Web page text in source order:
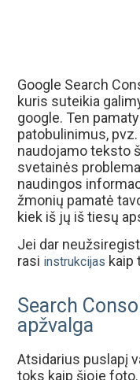
Google Search
kuris suteikia
google. Ten
patobulinimus,
naudojamo teksto
svetainės
naudingos
žmonių pamatė
kiek iš jų iš tiesų
Jei dar
rasi instrukcijas kaip
Search
apžvalga
Atsidarius puslapį
toks kaip šioje